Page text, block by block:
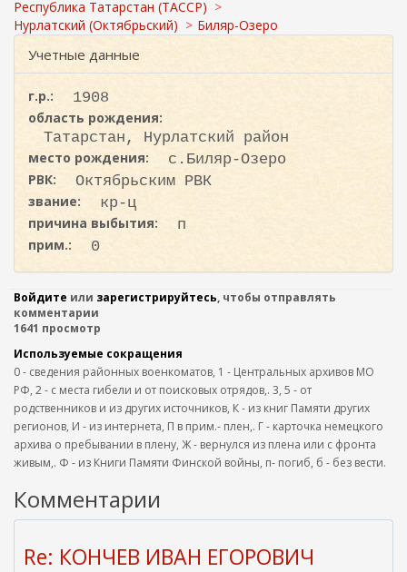
к
Республика Татарстан (ТАССР)
Нурлатский (Октябрьский)
Биляр-Озеро
Учетные данные
г.р.:
1908
область рождения:
Татарстан, Нурлатский район
место рождения:
с.Биляр-Озеро
РВК:
Октябрьским РВК
звание:
кр-ц
причина выбытия:
п
прим.:
0
Войдите или зарегистрируйтесь, чтобы отправлять
комментарии
1641 просмотр
Используемые сокращения
0 - сведения районных военкоматов, 1 - Центральных архивов МО
РФ, 2 - с места гибели и от поисковых отрядов,. 3, 5 - от
родственников и из других источников, К - из книг Памяти других
регионов, И - из интернета, П в прим.- плен,. Г - карточка немецкого
архива о пребывании в плену, Ж - вернулся из плена или с фронта
живым,. Ф - из Книги Памяти Финской войны, п- погиб, б - без вести.
Комментарии
Re: КОНЧЕВ ИВАН ЕГОРОВИЧ